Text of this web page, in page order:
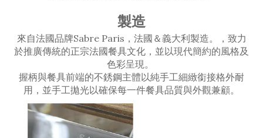
製造
來自法國品牌Sabre Paris，法國＆義大利製造。，致力
於推廣傳統的正宗法國餐具文化，並以現代簡約的風格及
色彩呈現。
握柄與餐具前端的不銹鋼主體以純手工細緻銜接格外耐
用，並手工拋光以確保每一件餐具品質與外觀兼顧。